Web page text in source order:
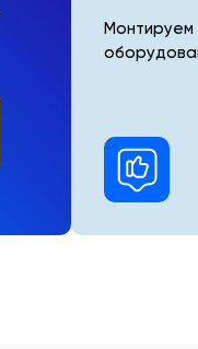
Монтируем